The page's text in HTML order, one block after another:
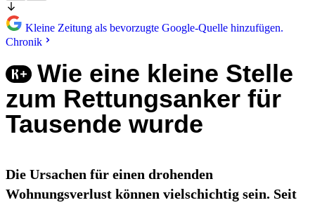
Kleine Zeitung als bevorzugte Google-Quelle hinzufügen.
Chronik
Wie eine kleine Stelle
zum Rettungsanker für
Tausende wurde
Die Ursachen für einen drohenden
Wohnungsverlust können vielschichtig sein. Seit